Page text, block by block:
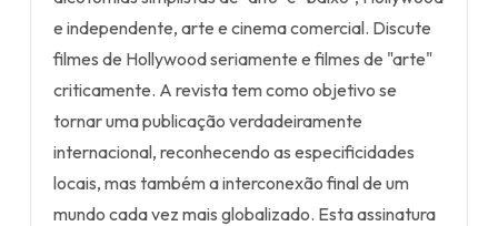
e independente, arte e cinema comercial. Discute
filmes de Hollywood seriamente e filmes de "arte"
criticamente. A revista tem como objetivo se
tornar uma publicação verdadeiramente
internacional, reconhecendo as especificidades
locais, mas também a interconexão final de um
mundo cada vez mais globalizado. Esta assinatura